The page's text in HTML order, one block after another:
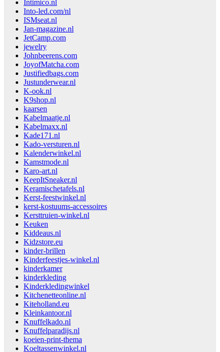
Intimico.nl
Into-led.com/nl
ISMseat.nl
Jan-magazine.nl
JetCamp.com
jewelry
Johnbeerens.com
JoyofMatcha.com
Justifiedbags.com
Justunderwear.nl
K-ook.nl
K9shop.nl
kaarsen
Kabelmaatje.nl
Kabelmaxx.nl
Kade171.nl
Kado-versturen.nl
Kalenderwinkel.nl
Kamstmode.nl
Karo-art.nl
KeepItSneaker.nl
Keramischetafels.nl
Kerst-feestwinkel.nl
kerst-kostuums-accessoires
Kersttruien-winkel.nl
Keuken
Kiddeaus.nl
Kidzstore.eu
kinder-brillen
Kinderfeestjes-winkel.nl
kinderkamer
kinderkleding
Kinderkledingwinkel
Kitchenetteonline.nl
Kiteholland.eu
Kleinkantoor.nl
Knuffelkado.nl
Knuffelparadijs.nl
koeien-print-thema
Koeltassenwinkel.nl